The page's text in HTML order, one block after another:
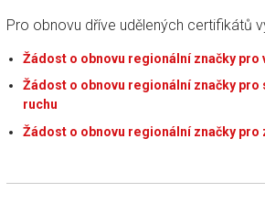
Pro obnovu dříve udělených certifikátů
Žádost o obnovu regionální značky pro
Žádost o obnovu regionální značky pro
ruchu
Žádost o obnovu regionální značky pro